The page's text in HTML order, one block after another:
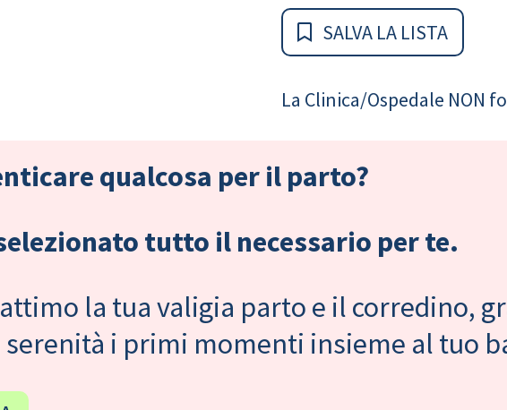
SALVA LA LISTA
La Clinica/Ospedale NON
qualcosa per il parto?
tutto il necessario per te.
la tua valigia parto e il corredino,
serenità i primi momenti insieme al tuo